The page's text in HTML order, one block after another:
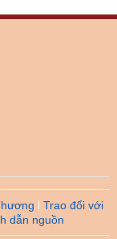
Trao đổi với
dẫn nguồn